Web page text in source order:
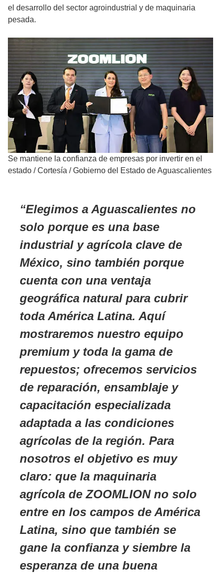
el desarrollo del sector agroindustrial y de maquinaria
pesada.
Se mantiene la confianza de empresas por invertir en el
estado /Cortesía / Gobierno del Estado de Aguascalientes
Elegimos a Aguascalientes no
solo porque es una base
industrial y agrícola clave de
México, sino también porque
cuenta con una ventaja
geográfica natural para cubrir
toda América Latina. Aquí
mostraremos nuestro equipo
premium y toda la gama de
repuestos; ofrecemos servicios
de reparación, ensamblaje y
capacitación especializada
adaptada a las condiciones
agrícolas de la región. Para
nosotros el objetivo es muy
claro: que la maquinaria
agrícola de ZOOMLION no solo
entre en los campos de América
Latina, sino que también se
gane la confianza y siembre la
esperanza de una buena